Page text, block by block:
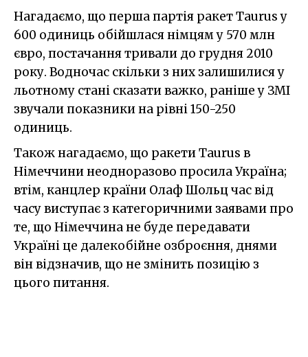
Нагадаємо, що перша партія ракет Taurus у
600 одиниць обійшлася німцям у 570 млн
євро, постачання тривали до грудня 2010
року. Водночас скільки з них залишилися у
льотному стані сказати важко, раніше у ЗМІ
звучали показники на рівні 150-250
одиниць.
Також нагадаємо, що ракети Taurus в
Німеччини неодноразово просила Україна;
втім, канцлер країни Олаф Шольц час від
часу виступає з категоричними заявами про
те, що Німеччина не буде передавати
Україні це далекобійне озброєння, днями
він відзначив, що не змінить позицію з
цього питання.